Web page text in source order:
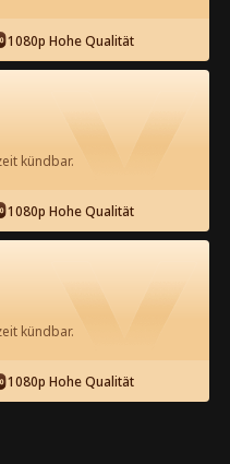
App ansehen
Hähnchen,
Film
40 41
1080p Hohe Qualität
kündbar.
1080p Hohe Qualität
kündbar.
1080p Hohe Qualität